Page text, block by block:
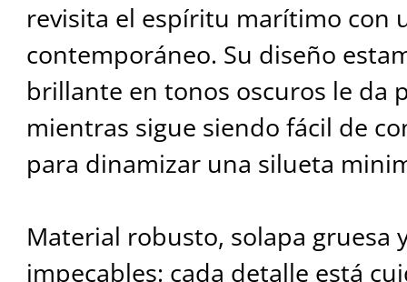
revisita el espíritu marítimo con
contemporáneo. Su diseño
brillante en tonos oscuros le da
mientras sigue siendo fácil de
para dinamizar una silueta
Material robusto, solapa gruesa
impecables: cada detalle está